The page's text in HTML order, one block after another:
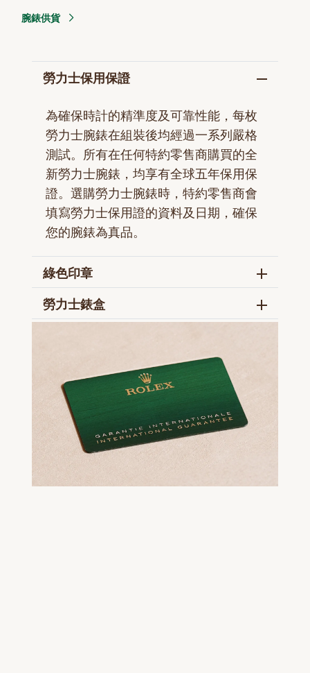
腕錶供貨
勞力士保用保證
為確保時計的精準度及可靠性能，每枚
勞力士腕錶在組裝後均經過一系列嚴格
測試。所有在任何特約零售商購買的全
新勞力士腕錶，均享有全球五年保用保
證。選購勞力士腕錶時，特約零售商會
填寫勞力士保用證的資料及日期，確保
您的腕錶為真品。
綠色印章
勞力士錶盒